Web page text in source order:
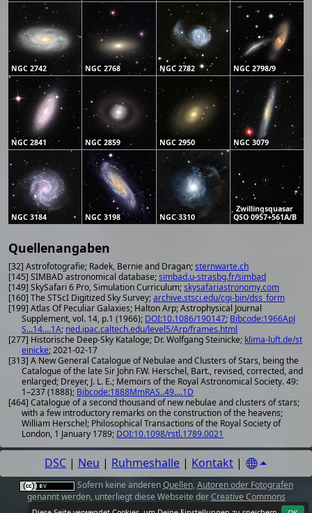
NGC 2742 NGC 2768 NGC 2782 NGC 2798/9
NGC 2841 NGC 2859 NGC 2950 NGC 3079
NGC 3184 NGC 3198 NGC 3310
Zwillingsquasar
QSO 0957+561A/B
Quellenangaben
[32] Astrofotografie; Radek, Bernie and Dragan;sternwarte.ch
[145] SIMBAD astronomical database;simbad.u-strasbg.fr/simbad
[149] SkySafari 6 Pro, Simulation Curriculum;skysafariastronomy.com
[160] The STScI Digitized Sky Survey;archive.stsci.edu/cgi-bin/dss_form
[199] Atlas Of Peculiar Galaxies; Halton Arp; Astrophysical Journal
Supplement, vol. 14, p.1 (1966); DOI:10.1086/190147; Bibcode:1966ApJ
S...14....1A; ned.ipac.caltech.edu/level5/Arp/frames.html
[277] Historische Deep-Sky Kataloge; Dr. Wolfgang Steinicke; klima-luft.de/st
einicke; 2021-02-17
[313] A New General Catalogue of Nebulae and Clusters of Stars, being the
Catalogue of the late Sir John F.W. Herschel, Bart., revised, corrected, and
enlarged; Dreyer, J. L. E.; Memoirs of the Royal Astronomical Society. 49:
1–237 (1888); Bibcode:1888MmRAS..49....1D
[464] Catalogue of a second thousand of new nebulae and clusters of stars;
with a few introductory remarks on the construction of the heavens;
William Herschel; Philosophical Transactions of the Royal Society of
London, 1 January 1789; DOI:10.1098/rstl.1789.0021
DSC | Neu | Ruhmeshalle | Kontakt |
Sofern keine anderenQuellen, Autoren oder Fotografen
genannt werden, unterliegt diese Webseite derCreative Commons
Attribution 4.0 International License